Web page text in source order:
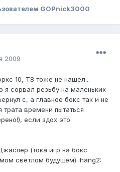
GOPnick3000
2009
10, Т8 тоже не нашел...
я сорвал резьбу на маленьких
с, а главное бокс так и не
времени пытаться
если здох это
(тока игр на бокс
светлом будущем) :hang2: